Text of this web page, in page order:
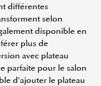
différentes
selon
disponible en
plus de
avec plateau
parfaite pour le salon
d'ajouter le plateau